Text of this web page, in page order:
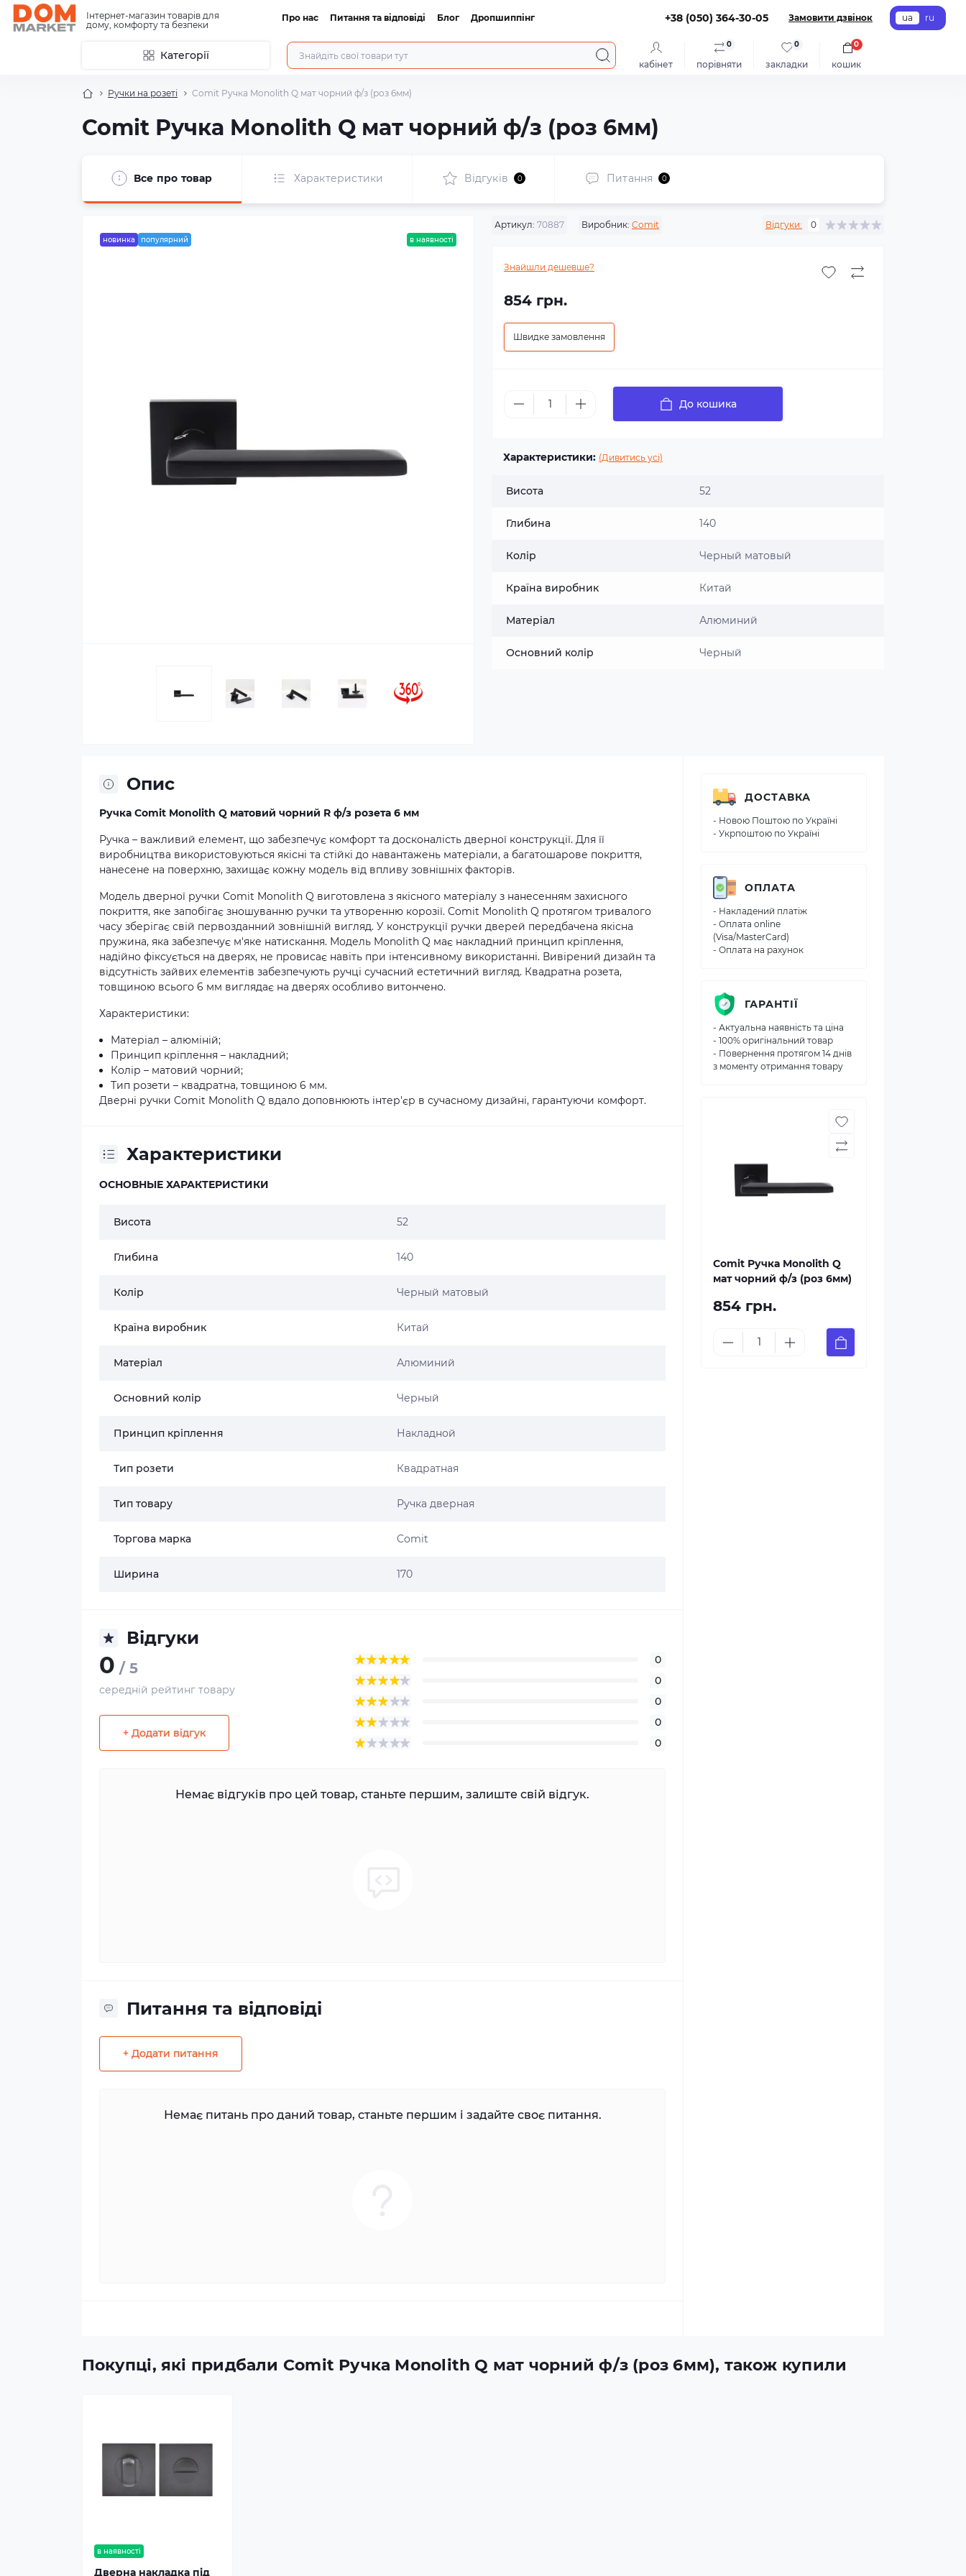
Інтернет-магазин товарів для
дому, комфорту та безпеки
Про нас Питання та відповіді Блог Дропшиппінг +38 (050) 364-30-05 Замовити дзвінок ua ru
Категорії
кабінет порівняти
0
закладки
0
кошик
0
Ручки на розеті Comit Ручка Monolith Q мат чорний ф/з (роз 6мм)
Comit Ручка Monolith Q мат чорний ф/з (роз 6мм)
Все про товар Характеристики Відгуків 0 Питання 0
новинка популярний в наявності
Артикул: 70887 Виробник: Comit Відгуки: 0
Знайшли дешевше?
854 грн.
Швидке замовлення
До кошика
Характеристики: (Дивитись усі)
Висота 52
Глибина 140
Колір Черный матовый
Країна виробник Китай
Матеріал Алюминий
Основний колір Черный
Опис
Ручка Comit Monolith Q матовий чорний R ф/з розета 6 мм
Ручка – важливий елемент, що забезпечує комфорт та досконалість дверної конструкції. Для її
виробництва використовуються якісні та стійкі до навантажень матеріали, а багатошарове покриття,
нанесене на поверхню, захищає кожну модель від впливу зовнішніх факторів.
Модель дверної ручки Comit Monolith Q виготовлена з якісного матеріалу з нанесенням захисного
покриття, яке запобігає зношуванню ручки та утворенню корозії. Comit Monolith Q протягом тривалого
часу зберігає свій первозданний зовнішній вигляд. У конструкції ручки дверей передбачена якісна
пружина, яка забезпечує м'яке натискання. Модель Monolith Q має накладний принцип кріплення,
надійно фіксується на дверях, не провисає навіть при інтенсивному використанні. Вивірений дизайн та
відсутність зайвих елементів забезпечують ручці сучасний естетичний вигляд. Квадратна розета,
товщиною всього 6 мм виглядає на дверях особливо витончено.
Характеристики:
Матеріал – алюміній;
Принцип кріплення – накладний;
Колір – матовий чорний;
Тип розети – квадратна, товщиною 6 мм.
Дверні ручки Comit Monolith Q вдало доповнюють інтер'єр в сучасному дизайні, гарантуючи комфорт.
Характеристики
ОСНОВНЫЕ ХАРАКТЕРИСТИКИ
Висота 52
Глибина 140
Колір Черный матовый
Країна виробник Китай
Матеріал Алюминий
Основний колір Черный
Принцип кріплення Накладной
Тип розети Квадратная
Тип товару Ручка дверная
Торгова марка Comit
Ширина 170
Відгуки
0 / 5
середній рейтинг товару
+ Додати відгук
0
0
0
0
0
Немає відгуків про цей товар, станьте першим, залиште свій відгук.
Питання та відповіді
+ Додати питання
Немає питань про даний товар, станьте першим і задайте своє питання.
ДОСТАВКА
- Новою Поштою по Україні
- Укрпоштою по Україні
ОПЛАТА
- Накладений платіж
- Оплата online
(Visa/MasterCard)
- Оплата на рахунок
ГАРАНТІЇ
- Актуальна наявність та ціна
- 100% оригінальний товар
- Повернення протягом 14 днів
з моменту отримання товару
Comit Ручка Monolith Q
мат чорний ф/з (роз 6мм)
854 грн.
Покупці, які придбали Comit Ручка Monolith Q мат чорний ф/з (роз 6мм), також купили
в наявності
Дверна накладка під